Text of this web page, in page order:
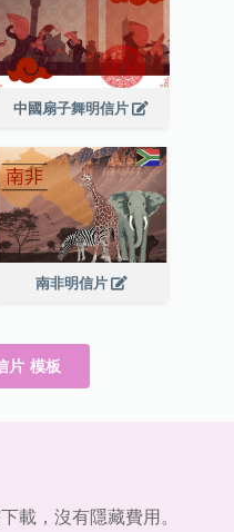
中國扇子舞明信片
南非明信片
片 模板
載，沒有隱藏費用。